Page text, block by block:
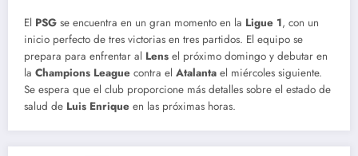
El PSG se encuentra en un gran momento en la Ligue 1, con un
inicio perfecto de tres victorias en tres partidos. El equipo se
prepara para enfrentar al Lens el próximo domingo y debutar en
la Champions League contra el Atalanta el miércoles siguiente.
Se espera que el club proporcione más detalles sobre el estado de
salud de Luis Enrique en las próximas horas.